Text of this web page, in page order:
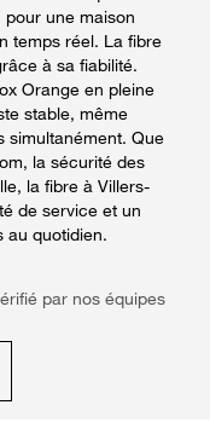
une maison
temps réel. La fibre
à sa fiabilité.
Orange en pleine
stable, même
simultanément. Que
la sécurité des
la fibre à Villers-
de service et un
au quotidien.
par nos équipes